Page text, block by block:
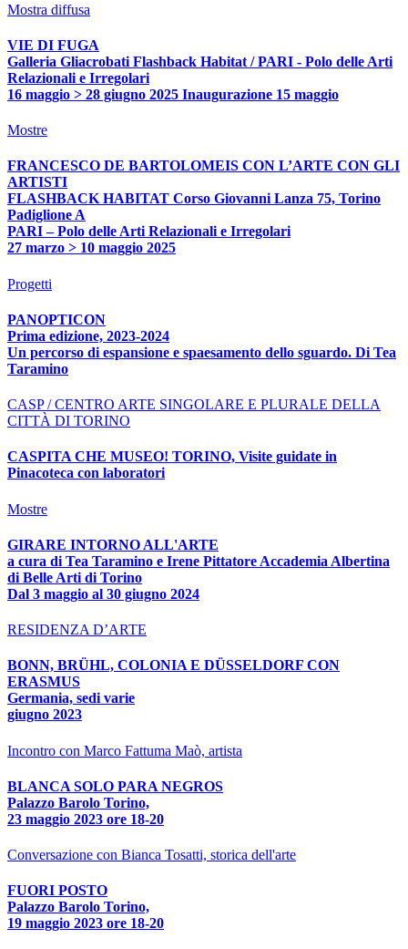
Mostra diffusa
VIE DI FUGA
Galleria Gliacrobati Flashback Habitat / PARI - Polo delle Arti
Relazionali e Irregolari
16 maggio > 28 giugno 2025 Inaugurazione 15 maggio
Mostre
FRANCESCO DE BARTOLOMEIS CON L’ARTE CON GLI
ARTISTI
FLASHBACK HABITAT Corso Giovanni Lanza 75, Torino
Padiglione A
PARI – Polo delle Arti Relazionali e Irregolari
27 marzo > 10 maggio 2025
Progetti
PANOPTICON
Prima edizione, 2023-2024
Un percorso di espansione e spaesamento dello sguardo. Di Tea
Taramino
CASP / CENTRO ARTE SINGOLARE E PLURALE DELLA
CITTÀ DI TORINO
CASPITA CHE MUSEO! TORINO, Visite guidate in
Pinacoteca con laboratori
Mostre
GIRARE INTORNO ALL'ARTE
a cura di Tea Taramino e Irene Pittatore Accademia Albertina
di Belle Arti di Torino
Dal 3 maggio al 30 giugno 2024
RESIDENZA D’ARTE
BONN, BRÜHL, COLONIA E DÜSSELDORF CON
ERASMUS
Germania, sedi varie
giugno 2023
Incontro con Marco Fattuma Maò, artista
BLANCA SOLO PARA NEGROS
Palazzo Barolo Torino,
23 maggio 2023 ore 18-20
Conversazione con Bianca Tosatti, storica dell'arte
FUORI POSTO
Palazzo Barolo Torino,
19 maggio 2023 ore 18-20